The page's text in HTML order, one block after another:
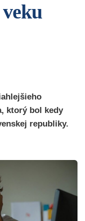
ktorý bol kedy
republiky.